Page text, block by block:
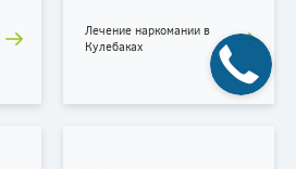
Лечение наркомании в
Кулебаках